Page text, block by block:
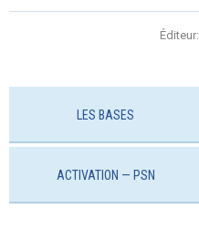
Éditeur:
LES BASES
ACTIVATION — PSN